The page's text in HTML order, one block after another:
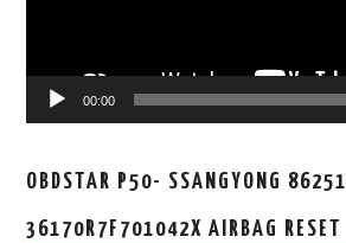
00:00
OBDSTAR P50- SSANGYONG 86251
36170R7F701042X AIRBAG RESET